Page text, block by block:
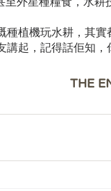
種植機玩水耕，其
講起，記得話佢知
THE